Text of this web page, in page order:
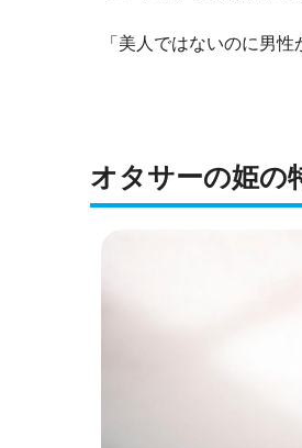
「美人ではないのに男
オタサーの姫の